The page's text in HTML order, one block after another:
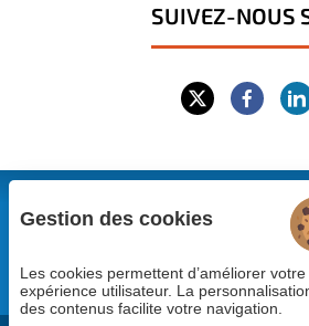
SUIVEZ-NOUS
CENTRE EUROPÉEN DE FORMATION
EUROPEAN MARITIME
Siège : 1 rue des Pins - BP 229 - 29182
Gestion des cookies
Les cookies permettent d’améliorer votre
expérience utilisateur. La
des contenus facilite votre navigation.